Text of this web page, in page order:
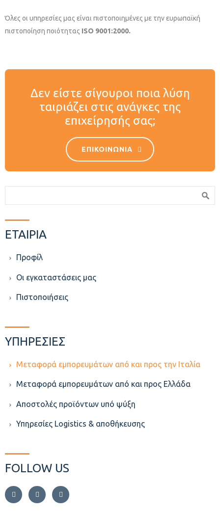
Όλες οι υπηρεσίες μας είναι πιστοποιημένες με την ευρωπαϊκή
πιστοποίηση ποιότητας ISO 9001:2000.
Δεν είστε σίγουροι ποια λύση
ταιριάζει στις ανάγκες της
επιχείρησής σας;
ΕΠΙΚΟΙΝΩΝΙΑ
ΕΤΑΙΡΙΑ
Προφίλ
Οι εγκαταστάσεις μας
Πιστοποιήσεις
ΥΠΗΡΕΣΙΕΣ
Μεταφορά εμπορευμάτων από και προς την Ιταλία
Μεταφορά εμπορευμάτων από και προς Ελλάδα
Aποστολές προϊόντων υπό ψύξη
Υπηρεσίες Logistics & αποθήκευσης
FOLLOW US